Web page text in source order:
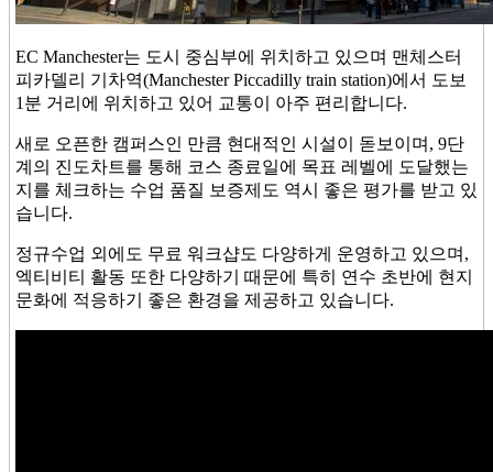
EC Manchester는 도시 중심부에 위치하고 있으며 맨체스터
피카델리 기차역(Manchester Piccadilly train station)에서 도보
1분 거리에 위치하고 있어 교통이 아주 편리합니다.
새로 오픈한 캠퍼스인 만큼 현대적인 시설이 돋보이며, 9단
계의 진도차트를 통해 코스 종료일에 목표 레벨에 도달했는
지를 체크하는 수업 품질 보증제도 역시 좋은 평가를 받고 있
습니다.
정규수업 외에도 무료 워크샵도 다양하게 운영하고 있으며,
엑티비티 활동 또한 다양하기 때문에 특히 연수 초반에 현지
문화에 적응하기 좋은 환경을 제공하고 있습니다.